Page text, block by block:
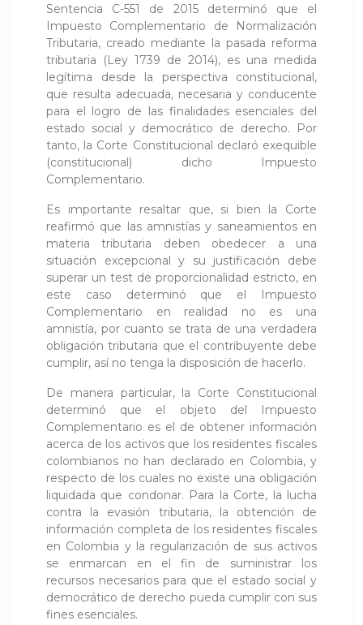
Sentencia C-551 de 2015 determinó que el
Impuesto Complementario de Normalización
Tributaria, creado mediante la pasada reforma
tributaria (Ley 1739 de 2014), es una medida
legítima desde la perspectiva constitucional,
que resulta adecuada, necesaria y conducente
para el logro de las finalidades esenciales del
estado social y democrático de derecho. Por
tanto, la Corte Constitucional declaró exequible
(constitucional) dicho Impuesto
Complementario.
Es importante resaltar que, si bien la Corte
reafirmó que las amnistías y saneamientos en
materia tributaria deben obedecer a una
situación excepcional y su justificación debe
superar un test de proporcionalidad estricto, en
este caso determinó que el Impuesto
Complementario en realidad no es una
amnistía, por cuanto se trata de una verdadera
obligación tributaria que el contribuyente debe
cumplir, así no tenga la disposición de hacerlo.
De manera particular, la Corte Constitucional
determinó que el objeto del Impuesto
Complementario es el de obtener información
acerca de los activos que los residentes fiscales
colombianos no han declarado en Colombia, y
respecto de los cuales no existe una obligación
liquidada que condonar. Para la Corte, la lucha
contra la evasión tributaria, la obtención de
información completa de los residentes fiscales
en Colombia y la regularización de sus activos
se enmarcan en el fin de suministrar los
recursos necesarios para que el estado social y
democrático de derecho pueda cumplir con sus
fines esenciales.